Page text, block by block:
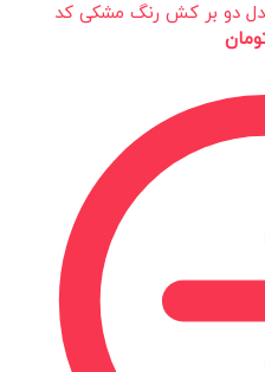
دو بر کش رنگ مشکی کد